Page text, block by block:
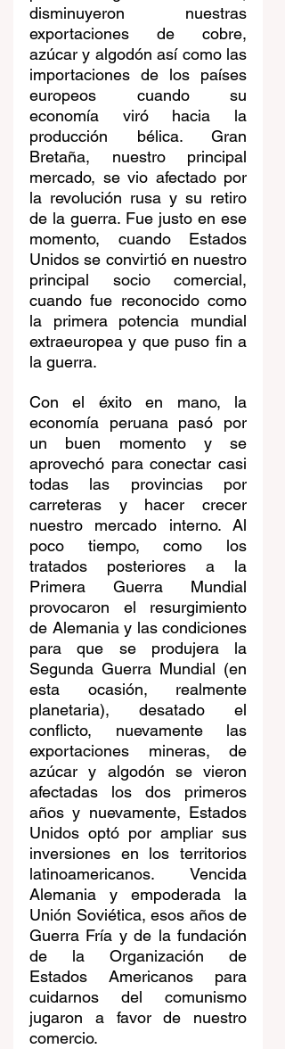
disminuyeron nuestras
exportaciones de cobre,
azúcar y algodón así como las
importaciones de los países
europeos cuando su
economía viró hacia la
producción bélica. Gran
Bretaña, nuestro principal
mercado, se vio afectado por
la revolución rusa y su retiro
de la guerra. Fue justo en ese
momento, cuando Estados
Unidos se convirtió en nuestro
principal socio comercial,
cuando fue reconocido como
la primera potencia mundial
extraeuropea y que puso fin a
la guerra.
Con el éxito en mano, la
economía peruana pasó por
un buen momento y se
aprovechó para conectar casi
todas las provincias por
carreteras y hacer crecer
nuestro mercado interno. Al
poco tiempo, como los
tratados posteriores a la
Primera Guerra Mundial
provocaron el resurgimiento
de Alemania y las condiciones
para que se produjera la
Segunda Guerra Mundial (en
esta ocasión, realmente
planetaria), desatado el
conflicto, nuevamente las
exportaciones mineras, de
azúcar y algodón se vieron
afectadas los dos primeros
años y nuevamente, Estados
Unidos optó por ampliar sus
inversiones en los territorios
latinoamericanos. Vencida
Alemania y empoderada la
Unión Soviética, esos años de
Guerra Fría y de la fundación
de la Organización de
Estados Americanos para
cuidarnos del comunismo
jugaron a favor de nuestro
comercio.